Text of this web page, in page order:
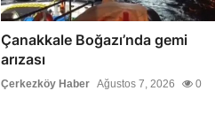
Çanakkale Boğazı’nda gemi
arızası
Çerkezköy Haber Ağustos 7, 2026 0